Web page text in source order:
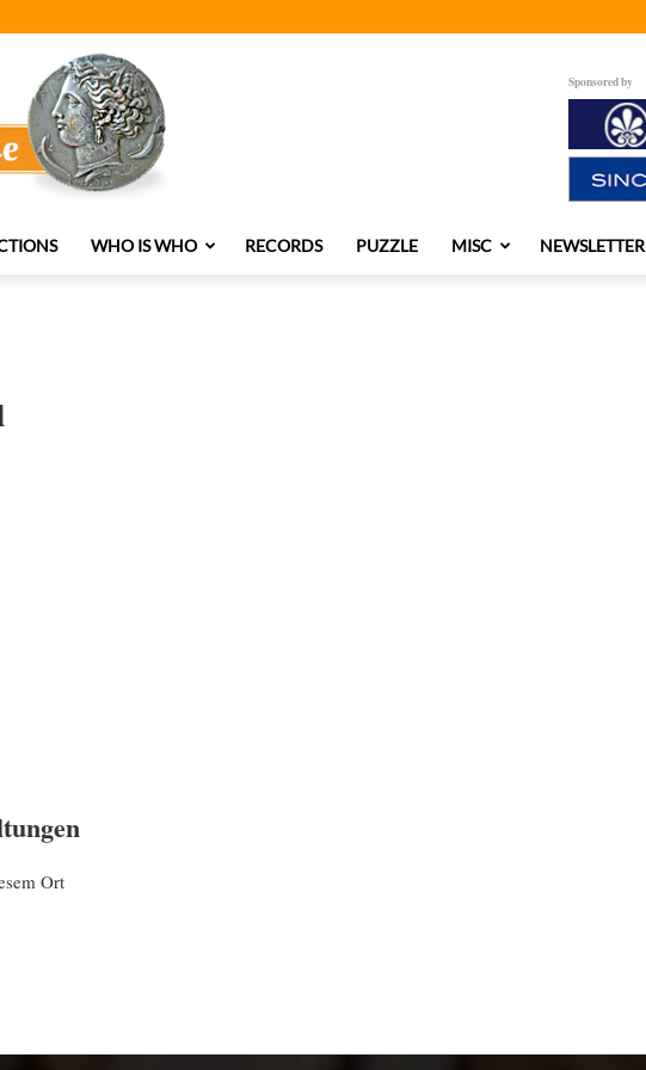
Sponsored by
WHO IS WHO RECORDS PUZZLE MISC NEWSLETTER
Ort